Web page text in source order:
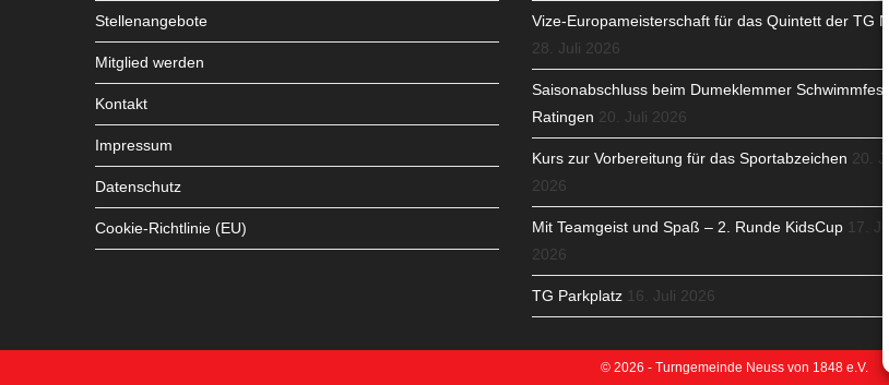
Stellenangebote
Mitglied werden
Kontakt
Impressum
Datenschutz
Cookie-Richtlinie (EU)
Vize-Europameisterschaft für das Quintett der TG
28. Juli 2026
Saisonabschluss beim Dumeklemmer Schwimmfest
Ratingen 20. Juli 2026
Kurs zur Vorbereitung für das Sportabzeichen 20.
2026
Mit Teamgeist und Spaß – 2. Runde KidsCup 17. Juli
2026
TG Parkplatz 16. Juli 2026
© 2026 - Turngemeinde Neuss von 1848 e.V.